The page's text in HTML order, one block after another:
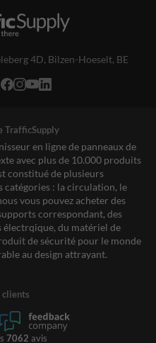
4D, Bilzen-Hoeselt, BE
TrafficSupply
en ligne de panneaux de
avec plus de 10.000 produits
constitué de plusieurs
catégories : la circulation, le
vous pouvez acheter des
correspondant, des
électrqique, du matériel de
de sécurité pour le monde
au design attrayant.
clients
7062 avis